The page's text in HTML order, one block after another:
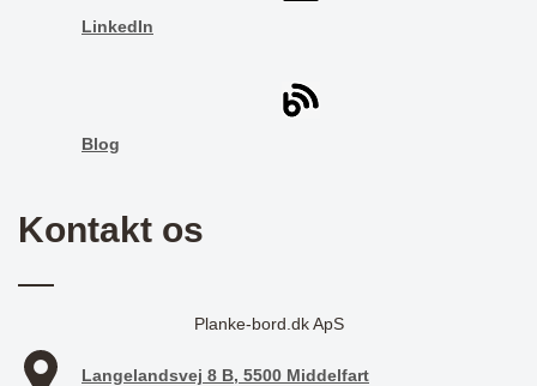
LinkedIn
Blog
Kontakt os
Planke-bord.dk ApS
Langelandsvej 8 B, 5500 Middelfart